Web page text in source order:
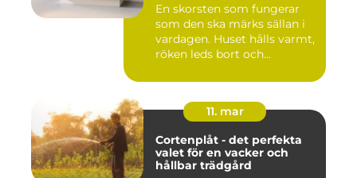
En skorsten som fungerar
som den ska märks sällan i
vardagen. Huset hålls varmt,
röken leds bort och...
11. mar
Cortenplåt - det perfekta
valet för en vacker och
hållbar trädgård